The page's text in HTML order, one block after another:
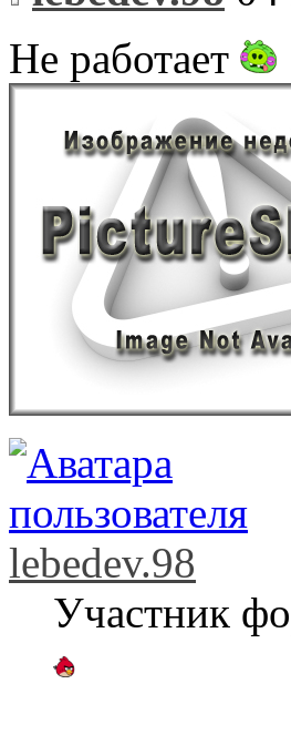
Не работает
lebedev.98
Участник